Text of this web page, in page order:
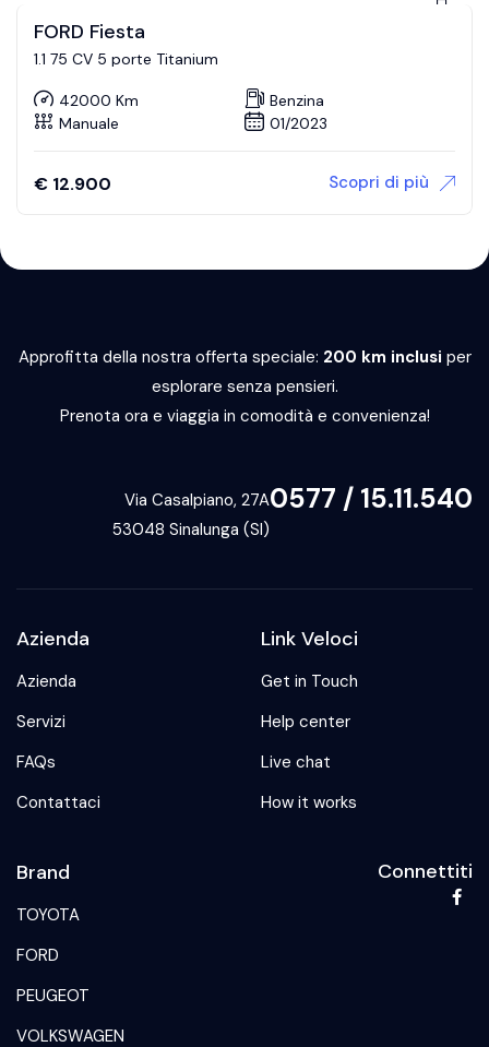
FORD Fiesta
1.1 75 CV 5 porte Titanium
42000 Km
Benzina
Manuale
01/2023
€ 12.900 Scopri di più
Approfitta della nostra offerta speciale: 200 km inclusi per
esplorare senza pensieri.
Prenota ora e viaggia in comodità e convenienza!
0577 / 15.11.540
Via Casalpiano, 27A
53048 Sinalunga (SI)
Azienda
Azienda
Servizi
FAQs
Contattaci
Link Veloci
Get in Touch
Help center
Live chat
How it works
Brand
TOYOTA
FORD
PEUGEOT
VOLKSWAGEN
Connettiti